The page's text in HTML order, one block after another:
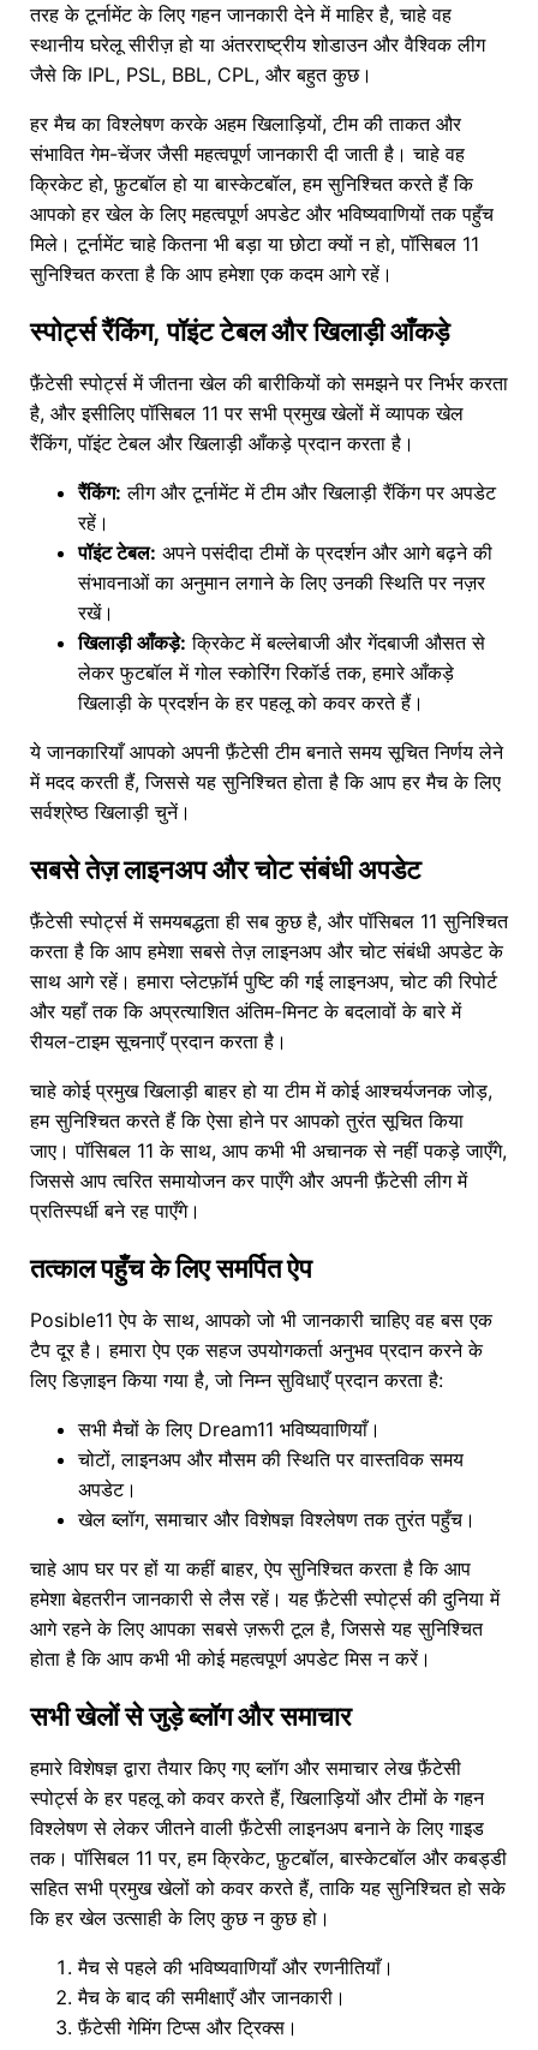
तरह के टूर्नामेंट के लिए गहन जानकारी देने में माहिर है, चाहे वह
स्थानीय घरेलू सीरीज़ हो या अंतरराष्ट्रीय शोडाउन और वैश्विक लीग
जैसे कि IPL, PSL, BBL, CPL, और बहुत कुछ।
हर मैच का विश्लेषण करके अहम खिलाड़ियों, टीम की ताकत और
संभावित गेम-चेंजर जैसी महत्वपूर्ण जानकारी दी जाती है। चाहे वह
क्रिकेट हो, फ़ुटबॉल हो या बास्केटबॉल, हम सुनिश्चित करते हैं कि
आपको हर खेल के लिए महत्वपूर्ण अपडेट और भविष्यवाणियों तक पहुँच
मिले। टूर्नामेंट चाहे कितना भी बड़ा या छोटा क्यों न हो, पॉसिबल 11
सुनिश्चित करता है कि आप हमेशा एक कदम आगे रहें।
स्पोर्ट्स रैंकिंग, पॉइंट टेबल और खिलाड़ी आँकड़े
फ़ैंटेसी स्पोर्ट्स में जीतना खेल की बारीकियों को समझने पर निर्भर करता
है, और इसीलिए पॉसिबल 11 पर सभी प्रमुख खेलों में व्यापक खेल
रैंकिंग, पॉइंट टेबल और खिलाड़ी आँकड़े प्रदान करता है।
रैंकिंग: लीग और टूर्नामेंट में टीम और खिलाड़ी रैंकिंग पर अपडेट
रहें।
पॉइंट टेबल: अपने पसंदीदा टीमों के प्रदर्शन और आगे बढ़ने की
संभावनाओं का अनुमान लगाने के लिए उनकी स्थिति पर नज़र
रखें।
खिलाड़ी आँकड़े: क्रिकेट में बल्लेबाजी और गेंदबाजी औसत से
लेकर फुटबॉल में गोल स्कोरिंग रिकॉर्ड तक, हमारे आँकड़े
खिलाड़ी के प्रदर्शन के हर पहलू को कवर करते हैं।
ये जानकारियाँ आपको अपनी फ़ैंटेसी टीम बनाते समय सूचित निर्णय लेने
में मदद करती हैं, जिससे यह सुनिश्चित होता है कि आप हर मैच के लिए
सर्वश्रेष्ठ खिलाड़ी चुनें।
सबसे तेज़ लाइनअप और चोट संबंधी अपडेट
फ़ैंटेसी स्पोर्ट्स में समयबद्धता ही सब कुछ है, और पॉसिबल 11 सुनिश्चित
करता है कि आप हमेशा सबसे तेज़ लाइनअप और चोट संबंधी अपडेट के
साथ आगे रहें। हमारा प्लेटफ़ॉर्म पुष्टि की गई लाइनअप, चोट की रिपोर्ट
और यहाँ तक कि अप्रत्याशित अंतिम-मिनट के बदलावों के बारे में
रीयल-टाइम सूचनाएँ प्रदान करता है।
चाहे कोई प्रमुख खिलाड़ी बाहर हो या टीम में कोई आश्चर्यजनक जोड़,
हम सुनिश्चित करते हैं कि ऐसा होने पर आपको तुरंत सूचित किया
जाए। पॉसिबल 11 के साथ, आप कभी भी अचानक से नहीं पकड़े जाएँगे,
जिससे आप त्वरित समायोजन कर पाएँगे और अपनी फ़ैंटेसी लीग में
प्रतिस्पर्धी बने रह पाएँगे।
तत्काल पहुँच के लिए समर्पित ऐप
Posible11 ऐप के साथ, आपको जो भी जानकारी चाहिए वह बस एक
टैप दूर है। हमारा ऐप एक सहज उपयोगकर्ता अनुभव प्रदान करने के
लिए डिज़ाइन किया गया है, जो निम्न सुविधाएँ प्रदान करता है:
सभी मैचों के लिए Dream11 भविष्यवाणियाँ।
चोटों, लाइनअप और मौसम की स्थिति पर वास्तविक समय
अपडेट।
खेल ब्लॉग, समाचार और विशेषज्ञ विश्लेषण तक तुरंत पहुँच।
चाहे आप घर पर हों या कहीं बाहर, ऐप सुनिश्चित करता है कि आप
हमेशा बेहतरीन जानकारी से लैस रहें। यह फ़ैंटेसी स्पोर्ट्स की दुनिया में
आगे रहने के लिए आपका सबसे ज़रूरी टूल है, जिससे यह सुनिश्चित
होता है कि आप कभी भी कोई महत्वपूर्ण अपडेट मिस न करें।
सभी खेलों से जुड़े ब्लॉग और समाचार
हमारे विशेषज्ञ द्वारा तैयार किए गए ब्लॉग और समाचार लेख फ़ैंटेसी
स्पोर्ट्स के हर पहलू को कवर करते हैं, खिलाड़ियों और टीमों के गहन
विश्लेषण से लेकर जीतने वाली फ़ैंटेसी लाइनअप बनाने के लिए गाइड
तक। पॉसिबल 11 पर, हम क्रिकेट, फ़ुटबॉल, बास्केटबॉल और कबड्डी
सहित सभी प्रमुख खेलों को कवर करते हैं, ताकि यह सुनिश्चित हो सके
कि हर खेल उत्साही के लिए कुछ न कुछ हो।
मैच से पहले की भविष्यवाणियाँ और रणनीतियाँ।
मैच के बाद की समीक्षाएँ और जानकारी।
फ़ैंटेसी गेमिंग टिप्स और ट्रिक्स।